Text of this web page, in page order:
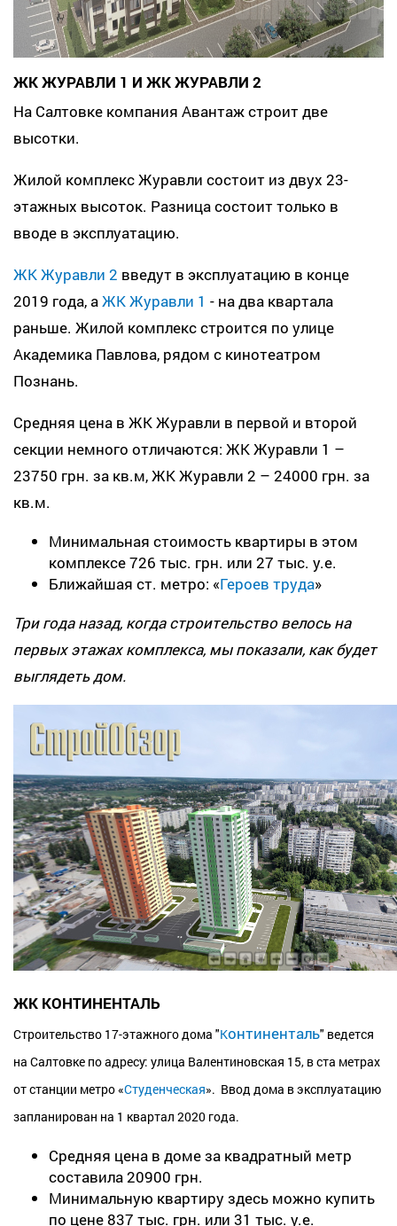
ЖК ЖУРАВЛИ 1 И ЖК ЖУРАВЛИ 2
На Салтовке компания Авантаж строит две
высотки.
Жилой комплекс Журавли состоит из двух 23-
этажных высоток. Разница состоит только в
вводе в эксплуатацию.
ЖК Журавли 2 введут в эксплуатацию в конце
2019 года, аЖК Журавли 1 - на два квартала
раньше. Жилой комплекс строится по улице
Академика Павлова, рядом с кинотеатром
Познань.
Средняя цена в ЖК Журавли в первой и второй
секции немного отличаются: ЖК Журавли 1 –
23750 грн. за кв.м, ЖК Журавли 2 – 24000 грн. за
кв.м.
Минимальная стоимость квартиры в этом
комплексе 726 тыс. грн. или 27 тыс. у.е.
Ближайшая ст. метро: «Героев труда»
Три года назад, когда строительство велось на
первых этажах комплекса, мы показали, как будет
выглядеть дом.
ЖК КОНТИНЕНТАЛЬ
Строительство 17-этажного дома "Континенталь" ведется
на Салтовке по адресу: улица Валентиновская 15, в ста метрах
от станции метро «Студенческая». Ввод дома в эксплуатацию
запланирован на 1 квартал 2020 года.
Средняя цена в доме за квадратный метр
составила 20900 грн.
Минимальную квартиру здесь можно купить
по цене 837 тыс. грн. или 31 тыс. у.е.